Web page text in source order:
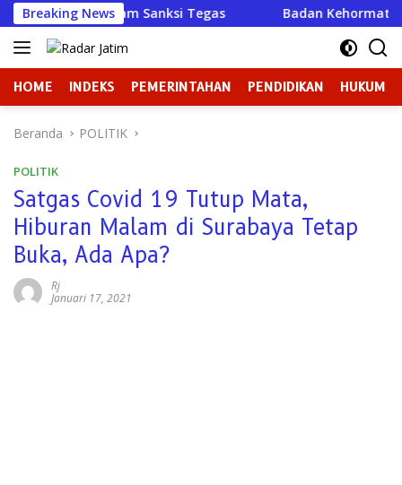
Langsung
ke
konten
Breaking News
Terancam Sanksi Tegas Badan Kehormatan atau
HOME INDEKS PEMERINTAHAN PENDIDIKAN HUKUM
Beranda POLITIK
POLITIK
Satgas Covid 19 Tutup Mata,
Hiburan Malam di Surabaya Tetap
Buka, Ada Apa?
Rj
Januari 17, 2021